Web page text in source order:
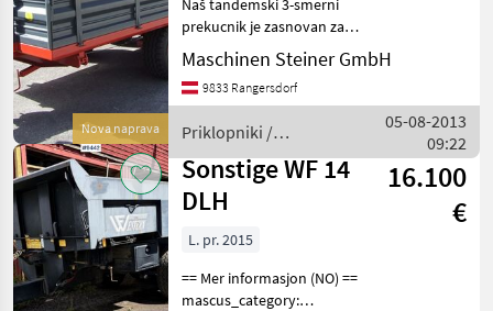
Nova naprava
Naš tandemski 3-smerni
prekucnik je zasnovan za
doseganje najnižje možne
višine mostu. To je samo od
800 mm. Ti prekucniki so
visokokakovostnega jekla.
Maschinen Steiner GmbH
9833 Rangersdorf
Priklopniki /
Sonstige
05-08-2013
09:22
Sonstige WF 14
DLH
16.100
€
L. pr. 2015
== Mer informasjon (NO) ==
mascus_category: